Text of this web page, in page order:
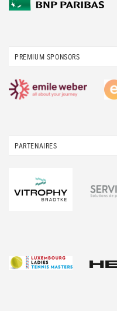
PREMIUM SPONSORS
PARTENAIRES